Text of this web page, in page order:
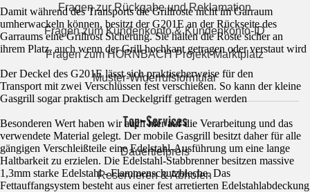
Damit während des Transports die Grillroste nicht im Garraum
umherwackeln können, besitzt der G201E an der Rückseite des
Garraums eine Grillrost Sicherung. Sie halten die Roste sicher an
ihrem Platz, auch wenn der Grill hochkant getragen oder verstaut wird
Der Deckel des G201E lässt sich praktischerweise für den
Transport mit zwei Verschlüssen fest verschießen. So kann der kleine
Gasgrill sogar praktisch am Deckelgriff getragen werden
Besonderen Wert haben wir auch hier auf die Verarbeitung und das
verwendete Material gelegt. Der mobile Gasgrill besitzt daher für alle
gängigen Verschleißteile eine Edelstahl-Ausführung um eine lange
Haltbarkeit zu erzielen. Die Edelstahl-Stabbrenner besitzen massive
1,3mm starke Edelstahl - Flammenschutzbleche. Das
Fettauffangsystem besteht aus einer fest arretierten Edelstahlabdeckung
Fragen zur Rückgabe und Reklamation
Fragen zum Kundenkonto & Kundenkonto-ID
Fragen zum HORNBACH Projekt-Marktplatz
Muster-Widerrufsformular
Top-Services
Dauertiefpreis
Reservieren & Abholen